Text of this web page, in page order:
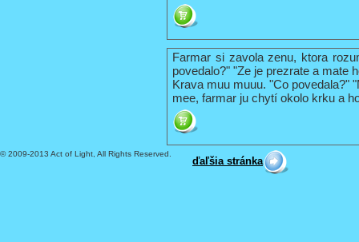
Farmar si zavola zenu, ktora
povedalo?" "Ze je prezrate a mate
Krava muu muuu. "Co povedala?"
mee, farmar ju chytí okolo krku a
ďaľšia stránka
© 2009-2013 Act of Light, All Rights Reserved.